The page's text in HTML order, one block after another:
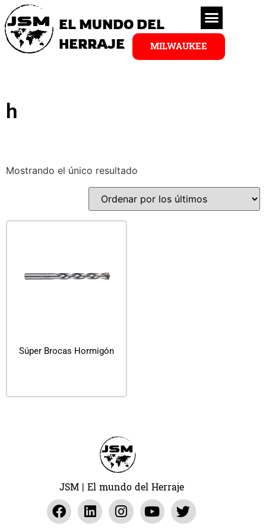
EL MUNDO DEL
HERRAJE
MILWAUKEE
h
Mostrando el único resultado
Súper Brocas Hormigón
JSM | El mundo del Herraje